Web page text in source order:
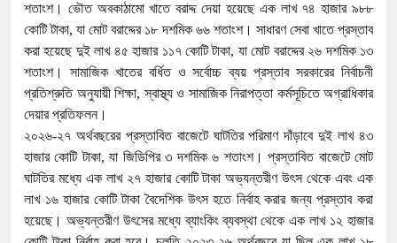
শতাংশ। ভৌত অবকাঠামো খাতে বরাদ্দ দেয়া হয়েছে এক লাখ ৭৪ হাজার ৯৮৮
কোটি টাকা, যা মোট বরাদ্দের ১৮ দশমিক ৬৬ শতাংশ। সাধারণ সেবা খাতে প্রস্তাব
করা হয়েছে দুই লাখ ৪৫ হাজার ১১৭ কোটি টাকা, যা মোট বরাদ্দের ২৬ দশমিক ১৩
শতাংশ। সামাজিক খাতের বর্ধিত ও সর্বোচ্চ ব্যয় প্রস্তাব সরকারের নির্বাচনী
প্রতিশ্রুতি অনুযায়ী শিক্ষা, স্বাস্থ্য ও সামাজিক নিরাপত্তা কর্মসূচিতে অগ্রাধিকার
দেয়ার প্রতিফলন।
২০২৬-২৭ অর্থবছরের প্রস্তাবিত বাজেটে ঘাটতির পরিমাণ দাঁড়াবে দুই লাখ ৪৩
হাজার কোটি টাকা, যা জিডিপির ৩ দশমিক ৬ শতাংশ। প্রস্তাবিত বাজেটে মোট
ঘাটতির মধ্যে এক লাখ ২৭ হাজার কোটি টাকা অভ্যন্তরীণ উৎস থেকে এবং এক
লাখ ১৬ হাজার কোটি টাকা বৈদেশিক উৎস হতে নির্বাহ করার জন্য প্রস্তাব করা
হয়েছে। অভ্যন্তরীণ উৎসের মধ্যে ব্যাংকিং ব্যবস্থা থেকে এক লাখ ১২ হাজার